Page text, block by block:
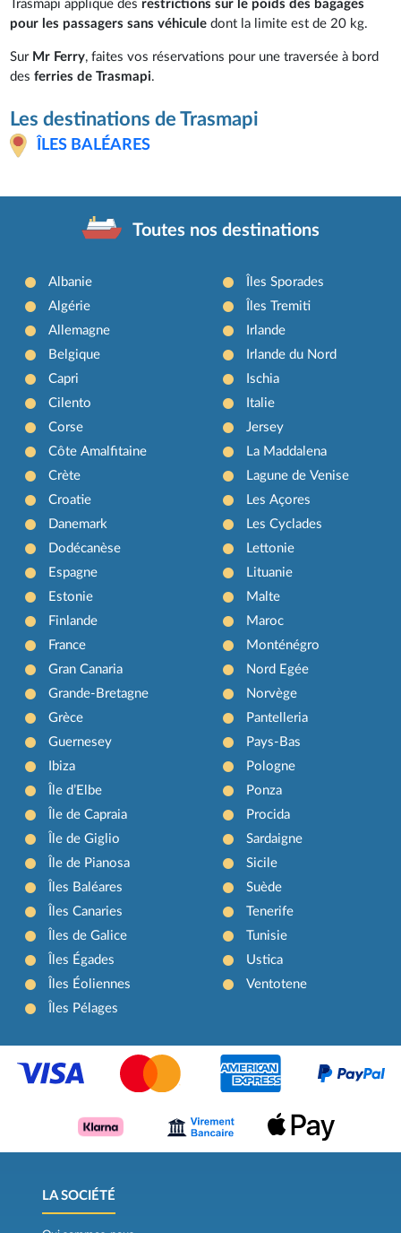
Trasmapi applique des restrictions sur le poids des bagages
pour les passagers sans véhiculedont la limite est de 20 kg.
Sur Mr Ferry, faites vos réservations pour une traversée à bord
desferries de Trasmapi.
Les destinations de Trasmapi
ÎLES BALÉARES
Toutes nos destinations
Albanie
Algérie
Allemagne
Belgique
Capri
Cilento
Corse
Côte Amalfitaine
Crète
Croatie
Danemark
Dodécanèse
Espagne
Estonie
Finlande
France
Gran Canaria
Grande-Bretagne
Grèce
Guernesey
Ibiza
Île d’Elbe
Île de Capraia
Île de Giglio
Île de Pianosa
Îles Baléares
Îles Canaries
Îles de Galice
Îles Égades
Îles Éoliennes
Îles Pélages
Îles Sporades
Îles Tremiti
Irlande
Irlande du Nord
Ischia
Italie
Jersey
La Maddalena
Lagune de Venise
Les Açores
Les Cyclades
Lettonie
Lituanie
Malte
Maroc
Monténégro
Nord Egée
Norvège
Pantelleria
Pays-Bas
Pologne
Ponza
Procida
Sardaigne
Sicile
Suède
Tenerife
Tunisie
Ustica
Ventotene
LA SOCIÉTÉ